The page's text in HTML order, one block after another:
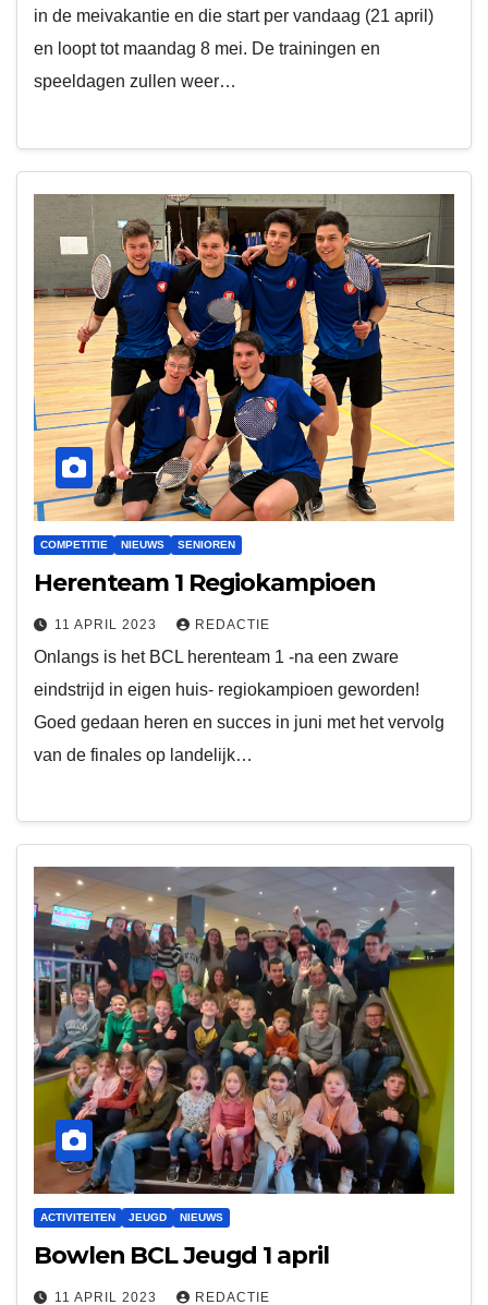
in de meivakantie en die start per vandaag (21 april)
en loopt tot maandag 8 mei. De trainingen en
speeldagen zullen weer…
COMPETITIE NIEUWS SENIOREN
Herenteam 1 Regiokampioen
11 APRIL 2023 REDACTIE
Onlangs is het BCL herenteam 1 -na een zware
eindstrijd in eigen huis- regiokampioen geworden!
Goed gedaan heren en succes in juni met het vervolg
van de finales op landelijk…
ACTIVITEITEN JEUGD NIEUWS
Bowlen BCL Jeugd 1 april
11 APRIL 2023 REDACTIE